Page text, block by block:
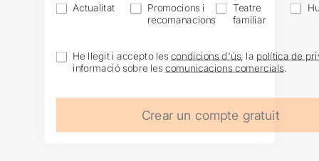
Actualitat
Promocions i
recomanacions
Teatre
familiar
He llegit i accepto lescondicions d'ús, la política de
informació sobre lescomunicacions comercials.
Crear un compte gratuit